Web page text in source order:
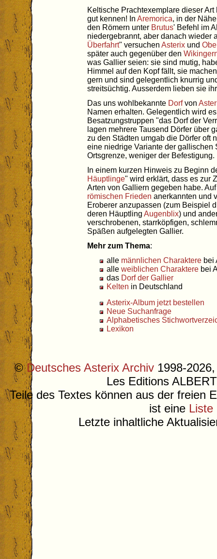
Keltische Prachtexemplare dieser
gut kennen! In Aremorica, in der
den Römern unter Brutus' Befehl im
niedergebrannt, aber danach wieder
Überfahrt" versuchen Asterix und
später auch gegenüber den
was Gallier seien: sie sind mutig,
Himmel auf den Kopf fällt, sie
gern und sind gelegentlich knurrig
streitsüchtig. Ausserdem lieben sie
Das uns wohlbekannte Dorfvon
Namen erhalten. Gelegentlich wird
Besatzungstruppen "das Dorf der
lagen mehrere Tausend Dörfer über
zu den Städten umgab die Dörfer oft
eine niedrige Variante der gallischen
Ortsgrenze, weniger der Befestigung.
In einem kurzen Hinweis zu Beginn
Häuptlinge" wird erklärt, dass es zur
Arten von Galliern gegeben habe.
römischen Frieden anerkannten und
Eroberer anzupassen (zum Beispiel
deren Häuptling Augenblix) und
verschrobenen, starrköpfigen,
Späßen aufgelegten Gallier.
Mehr zum Thema:
alle männlichen Charaktere bei
alle weiblichen Charaktere bei
das Dorf der Gallier
Kelten in Deutschland
Asterix-Album jetzt bestellen
Neue Suchanfrage
Alphabetisches
Lexikon
©Deutsches Asterix Archiv 1998-
Les Editions
Teile des Textes können aus der freien
ist eine Liste
Letzte inhaltliche